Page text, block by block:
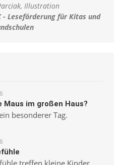
Illustration
- Leseförderung für Kitas und
Maus im großen Haus?
besonderer Tag.
treffen kleine Kinder